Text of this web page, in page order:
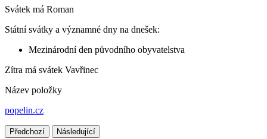
Svátek má Roman
Státní svátky a významné dny na dnešek:
Mezinárodní den původního obyvatelstva
Zítra má svátek Vavřinec
Název položky
popelin.cz
Předchozí Následující